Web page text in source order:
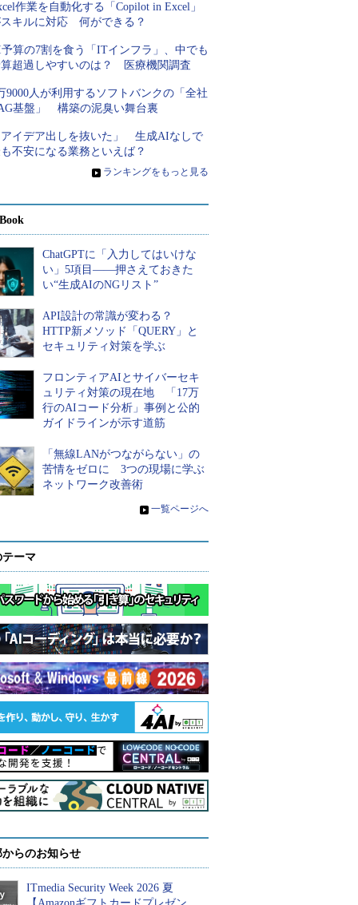
作業を自動化する「Copilot in Excel」
キルに対応 何ができる？
算の7割を食う「ITインフラ」、中でも
超過しやすいのは？ 医療機関調査
9000人が利用するソフトバンクの「全社
基盤」 構築の泥臭い舞台裏
イデア出しを抜いた」 生成AIなしで
不安になる業務といえば？
» ランキングをもっと見る
ChatGPTに「入力してはいけな
い」5項目――押さえておきた
い“生成AIのNGリスト”
API設計の常識が変わる？
HTTP新メソッド「QUERY」と
セキュリティ対策を学ぶ
フロンティアAIとサイバーセキ
ュリティ対策の現在地 「17万
行のAIコード分析」事例と公的
ガイドラインが示す道筋
「無線LANがつながらない」の
苦情をゼロに 3つの現場に学ぶ
ネットワーク改善術
» 一覧ページへ
ーマ
らのお知らせ
ITmedia Security Week 2026 夏